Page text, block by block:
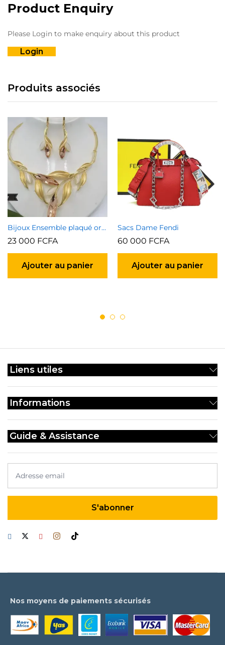
Product Enquiry
Please Login to make enquiry about this product
Login
Produits associés
Bijoux Ensemble plaqué or garanti type 3
23 000 FCFA
Ajouter au panier
Sacs Dame Fendi
60 000 FCFA
Ajouter au panier
Liens utiles
Informations
Guide & Assistance
Nos moyens de paiements sécurisés